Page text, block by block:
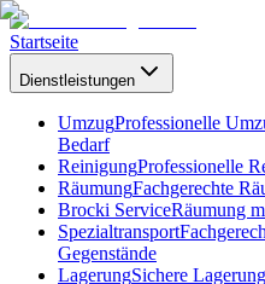
Startseite
Dienstleistungen
UmzugProfessionelle
Bedarf
ReinigungProfessionelle
RäumungFachgerechte
Brocki ServiceRäumung
Spezialtransport
Gegenstände
LagerungSichere